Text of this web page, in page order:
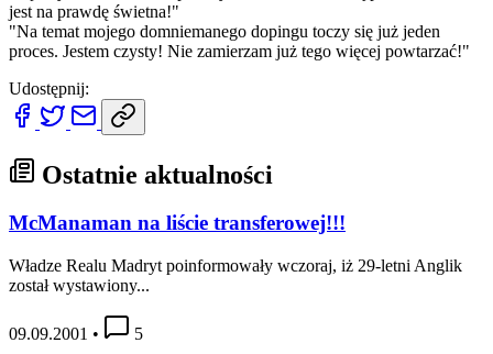
jest na prawdę świetna!"
"Na temat mojego domniemanego dopingu toczy się już jeden
proces. Jestem czysty! Nie zamierzam już tego więcej powtarzać!"
Udostępnij:
Ostatnie aktualności
McManaman na liście transferowej!!!
Władze Realu Madryt poinformowały wczoraj, iż 29-letni Anglik
został wystawiony...
09.09.2001 • 5